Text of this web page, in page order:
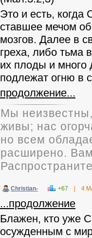
Это и есть, когда
ставшее мечом
мозгов. Далее в
греха, либо тьма
их плоды и много
подлежат огню в
продолжение...
Мы
живы; нас
но всем
расширено.
Christian- +67 4
...продолжение
Блажен, кто уже
осужденным с